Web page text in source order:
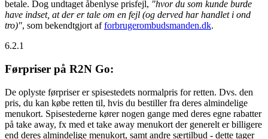
betale. Dog undtaget åbenlyse prisfejl, "hvor du som kunde burde
have indset, at der er tale om en fejl (og derved har handlet i ond
tro)", som bekendtgjort afforbrugerombudsmanden.dk.
6.2.1
Førpriser på R2N Go:
De oplyste førpriser er spisestedets normalpris for retten. Dvs. den
pris, du kan købe retten til, hvis du bestiller fra deres almindelige
menukort. Spisestederne kører nogen gange med deres egne rabatter
på take away, fx med et take away menukort der generelt er billigere
end deres almindelige menukort, samt andre særtilbud - dette tager